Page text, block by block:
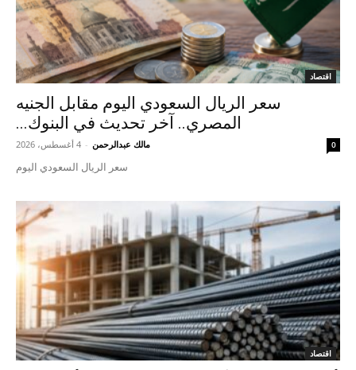
اقتصاد
سعر الريال السعودي اليوم مقابل الجنيه
المصري.. آخر تحديث في البنوك...
مالك عبدالرحمن - 4 أغسطس، 2026 0
سعر الريال السعودي اليوم
اقتصاد